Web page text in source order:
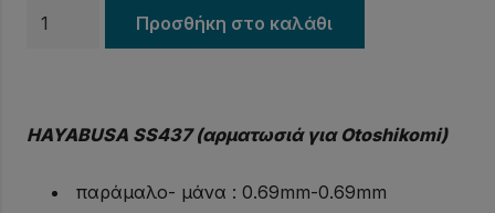
Τσαπαρί
HAYABUSA
Προσθήκη στο καλάθι
HAYABUSA SS437 (αρματωσιά για Otoshikomi)
παράμαλο- μάνα : 0.69mm-0.69mm